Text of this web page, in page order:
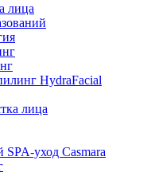
лица
HydraFacial
лица
уход Сasmara